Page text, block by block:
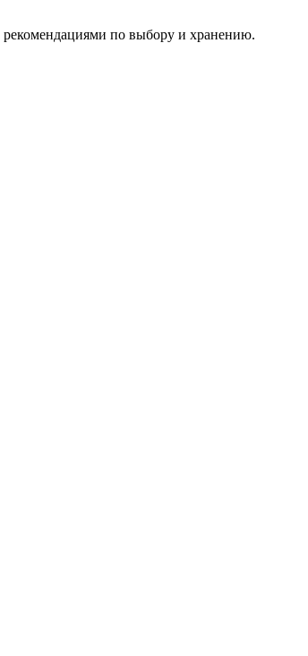
по выбору и хранению.